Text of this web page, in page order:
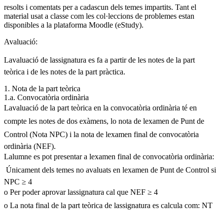
resolts i comentats per a cadascun dels temes impartits. Tant el
material usat a classe com les col·leccions de problemes estan
disponibles a la plataforma Moodle (eStudy).
Avaluació:
Lavaluació de lassignatura es fa a partir de les notes de la part
teòrica i de les notes de la part pràctica.
1. Nota de la part teòrica
1.a. Convocatòria ordinària
Lavaluació de la part teòrica en la convocatòria ordinària té en
compte les notes de dos exàmens, lo nota de lexamen de Punt de
Control (Nota NPC) i la nota de lexamen final de convocatòria
ordinària (NEF).
Lalumne es pot presentar a lexamen final de convocatòria ordinària:
 Únicament dels temes no avaluats en lexamen de Punt de Control si
NPC ≥ 4
o Per poder aprovar lassignatura cal que NEF ≥ 4
o La nota final de la part teòrica de lassignatura es calcula com: NT